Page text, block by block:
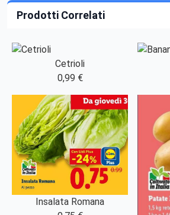
Prodotti Correlati
Cetrioli
0,99 €
Insalata Romana